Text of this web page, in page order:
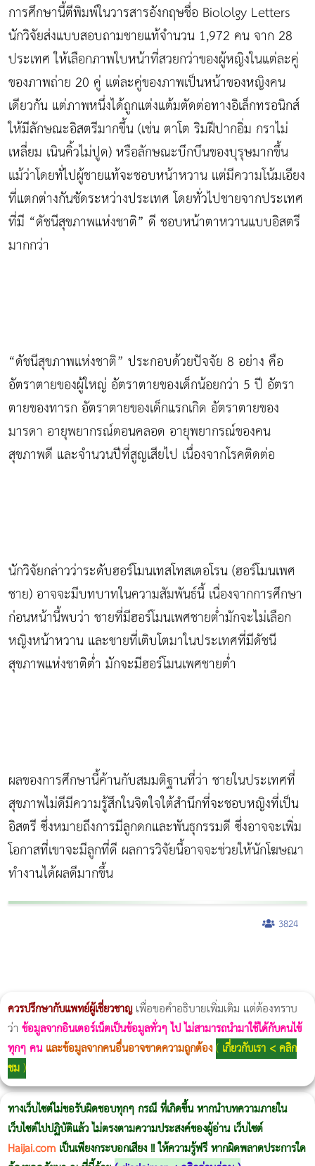
การศึกษานี้ตีพิมพ์ในวารสารอังกฤษชื่อ Biololgy Letters
นักวิจัยส่งแบบสอบถามชายแท้จำนวน 1,972 คน จาก 28
ประเทศ ให้เลือกภาพใบหน้าที่สวยกว่าของผู้หญิงในแต่ละคู่
ของภาพถ่าย 20 คู่ แต่ละคู่ของภาพเป็นหน้าของหญิงคน
เดียวกัน แต่ภาพหนึ่งได้ถูกแต่งแต้มตัดต่อทางอิเล็กทรอนิกส์
ให้มีลักษณะอิสตรีมากขึ้น (เช่น ตาโต ริมฝีปากอิ่ม กราไม่
เหลี่ยม เนินคิ้วไม่ปูด) หรือลักษณะบึกบึนของบุรุษมากขึ้น
แม้ว่าโดยทั่ไปผู้ชายแท้จะชอบหน้าหวาน แต่มีความโน้มเอียง
ที่แตกต่างกันชัดระหว่างประเทศ โดยทั่วไปชายจากประเทศ
ที่มี “ดัชนีสุขภาพแห่งชาติ” ดี ชอบหน้าตาหวานแบบอิสตรี
มากกว่า
“ดัชนีสุขภาพแห่งชาติ” ประกอบด้วยปัจจัย 8 อย่าง คือ
อัตราตายของผู้ใหญ่ อัตราตายของเด็กน้อยกว่า 5 ปี อัตรา
ตายของทารก อัตราตายของเด็กแรกเกิด อัตราตายของ
มารดา อายุพยากรณ์ตอนคลอด อายุพยากรณ์ของคน
สุขภาพดี และจำนวนปีที่สูญเสียไป เนื่องจากโรคติดต่อ
นักวิจัยกล่าวว่าระดับฮอร์โมนเทสโทสเตอโรน (ฮอร์โมนเพศ
ชาย) อาจจะมีบทบาทในความสัมพันธ์นี้ เนื่องจากการศึกษา
ก่อนหน้านี้พบว่า ชายที่มีฮอร์โมนเพศชายต่ำมักจะไม่เลือก
หญิงหน้าหวาน และชายที่เติบโตมาในประเทศที่มีดัชนี
สุขภาพแห่งชาติต่ำ มักจะมีฮอร์โมนเพศชายต่ำ
ผลของการศึกษานี้ค้านกับสมมติฐานที่ว่า ชายในประเทศที่
สุขภาพไม่ดีมีความรู้สึกในจิตใจใต้สำนึกที่จะชอบหญิงที่เป็น
อิสตรี ซึ่งหมายถึงการมีลูกดกและพันธุกรรมดี ซึ่งอาจจะเพิ่ม
โอกาสที่เขาจะมีลูกที่ดี ผลการวิจัยนี้อาจจะช่วยให้นักโฆษณา
ทำงานได้ผลดีมากขึ้น
3824
ควรปรึกษากับแพทย์ผู้เชี่ยวชาญเพื่อขอคำอธิบายเพิ่มเติม แต่ต้องทราบ
ว่า ข้อมูลจากอินเตอร์เน็ตเป็นข้อมูลทั่วๆ ไป ไม่สามารถนำมาใช้ได้กับคนไข้
ทุกๆ คน และข้อมูลจากคนอื่นอาจขาดความถูกต้อง( เกี่ยวกับเรา < คลิก
ชม)
ทางเว็บไซต์ไม่ขอรับผิดชอบทุกๆ กรณี ที่เกิดขึ้น หากนำบทความภายใน
เว็บไซต์ไปปฏิบัติแล้ว ไม่ตรงตามความประสงค์ของผู้อ่าน เว็บไซต์
Haijai.com เป็นเพียงกระบอกเสียง !! ให้ความรู้ฟรี หากผิดพลาดประการใด